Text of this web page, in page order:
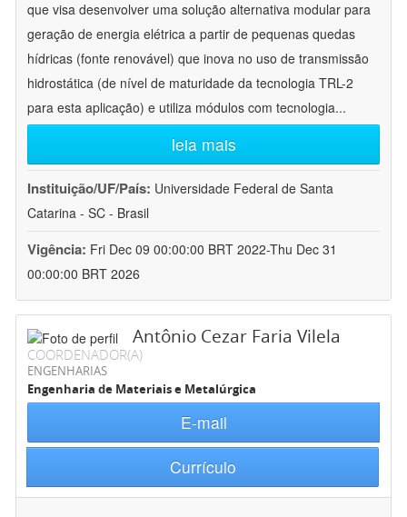
que visa desenvolver uma solução alternativa modular para
geração de energia elétrica a partir de pequenas quedas
hídricas (fonte renovável) que inova no uso de transmissão
hidrostática (de nível de maturidade da tecnologia TRL-2
para esta aplicação) e utiliza módulos com tecnologia...
leia mais
Instituição/UF/País: Universidade Federal de Santa
Catarina - SC - Brasil
Vigência: Fri Dec 09 00:00:00 BRT 2022-Thu Dec 31
00:00:00 BRT 2026
Antônio Cezar Faria Vilela
COORDENADOR(A)
ENGENHARIAS
Engenharia de Materiais e Metalúrgica
E-mail
Currículo